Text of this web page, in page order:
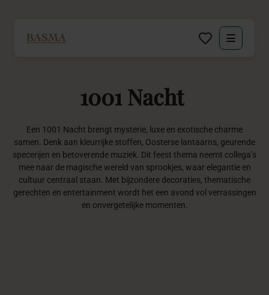
Decoratie huren
Inspiratie
Over BASMA
1001 Nacht
Een 1001 Nacht brengt mysterie, luxe en exotische charme
samen. Denk aan kleurrijke stoffen, Oosterse lantaarns, geurende
specerijen en betoverende muziek. Dit feest thema neemt collega’s
mee naar de magische wereld van sprookjes, waar elegantie en
cultuur centraal staan. Met bijzondere decoraties, thematische
gerechten en entertainment wordt het een avond vol verrassingen
en onvergetelijke momenten.